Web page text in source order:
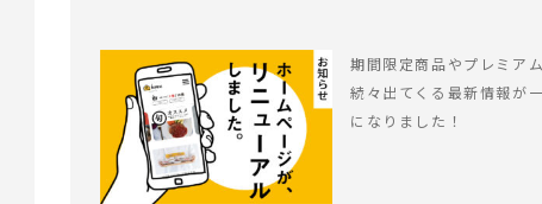
期間限定商品やプレミア
続々出てくる最新情報が
になりました！